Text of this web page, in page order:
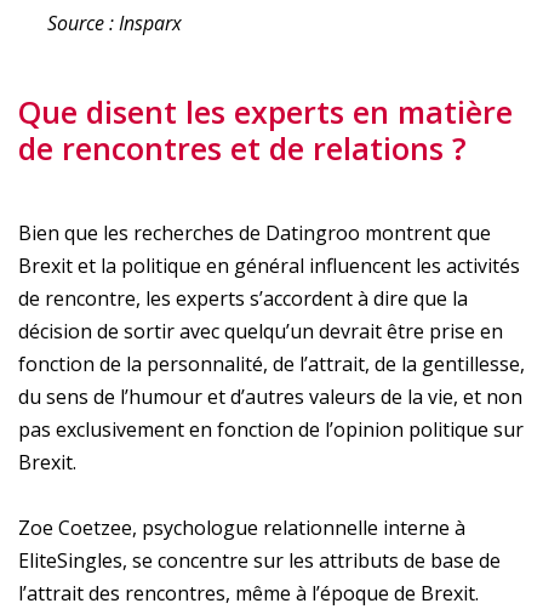
Source : Insparx
Que disent les experts en matière
de rencontres et de relations ?
Bien que les recherches de Datingroo montrent que
Brexit et la politique en général influencent les activités
de rencontre, les experts s’accordent à dire que la
décision de sortir avec quelqu’un devrait être prise en
fonction de la personnalité, de l’attrait, de la gentillesse,
du sens de l’humour et d’autres valeurs de la vie, et non
pas exclusivement en fonction de l’opinion politique sur
Brexit.
Zoe Coetzee, psychologue relationnelle interne à
EliteSingles, se concentre sur les attributs de base de
l’attrait des rencontres, même à l’époque de Brexit.